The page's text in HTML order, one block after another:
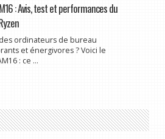
: Avis, test et performances du
ordinateurs de bureau
et énergivores ? Voici le
: ce ...